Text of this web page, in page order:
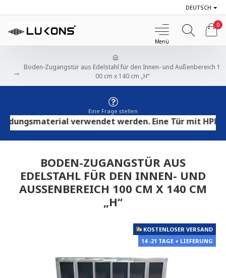
DEUTSCH
0
Boden-Zugangstür aus Edelstahl für den Innen- und Außenbereich 1
00 cm x 140 cm „H“
Eine Frage stellen
verwendet werden. Eine Tür mit HPL-
BODEN-ZUGANGSTÜR AUS
EDELSTAHL FÜR DEN INNEN- UND
AUSSENBEREICH 100 CM X 140 CM „
H“
KOSTENLOSER VERSAND
14 -21 TAGE + LIEFERUNG